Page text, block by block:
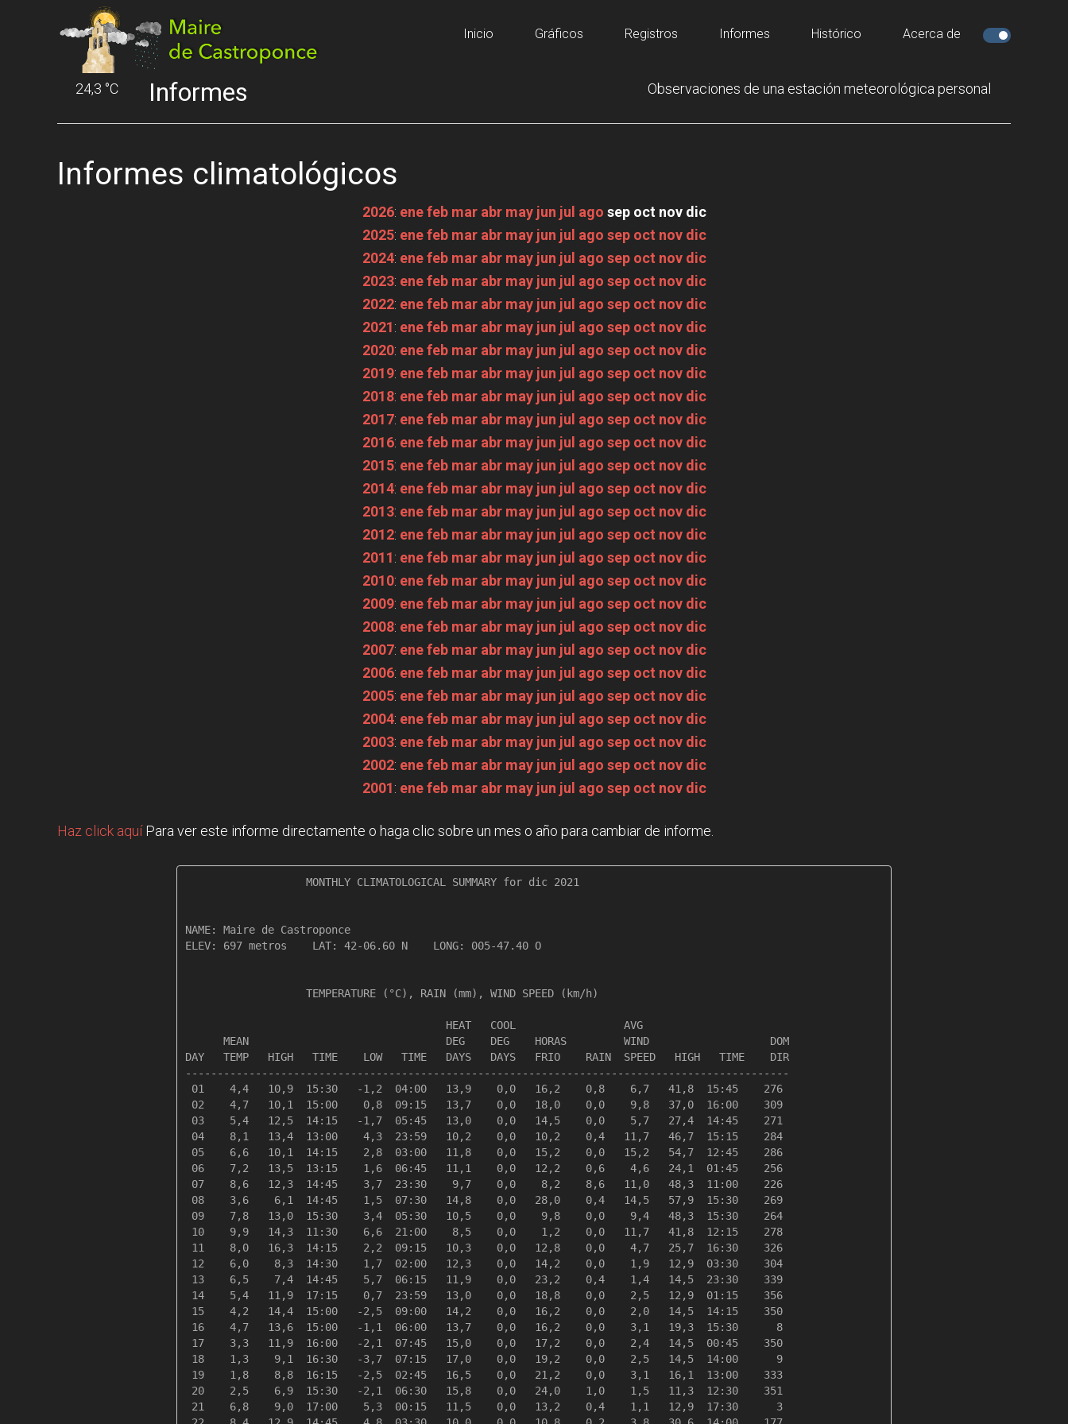
Inicio Gráficos Registros Informes Histórico Acerca de
24,3 °C Informes Observaciones de una estación meteorológica personal
Informes climatológicos
2026: ene feb mar abr may jun jul ago sep oct nov dic
2025: ene feb mar abr may jun jul ago sep oct nov dic
2024: ene feb mar abr may jun jul ago sep oct nov dic
2023: ene feb mar abr may jun jul ago sep oct nov dic
2022: ene feb mar abr may jun jul ago sep oct nov dic
2021: ene feb mar abr may jun jul ago sep oct nov dic
2020: ene feb mar abr may jun jul ago sep oct nov dic
2019: ene feb mar abr may jun jul ago sep oct nov dic
2018: ene feb mar abr may jun jul ago sep oct nov dic
2017: ene feb mar abr may jun jul ago sep oct nov dic
2016: ene feb mar abr may jun jul ago sep oct nov dic
2015: ene feb mar abr may jun jul ago sep oct nov dic
2014: ene feb mar abr may jun jul ago sep oct nov dic
2013: ene feb mar abr may jun jul ago sep oct nov dic
2012: ene feb mar abr may jun jul ago sep oct nov dic
2011: ene feb mar abr may jun jul ago sep oct nov dic
2010: ene feb mar abr may jun jul ago sep oct nov dic
2009: ene feb mar abr may jun jul ago sep oct nov dic
2008: ene feb mar abr may jun jul ago sep oct nov dic
2007: ene feb mar abr may jun jul ago sep oct nov dic
2006: ene feb mar abr may jun jul ago sep oct nov dic
2005: ene feb mar abr may jun jul ago sep oct nov dic
2004: ene feb mar abr may jun jul ago sep oct nov dic
2003: ene feb mar abr may jun jul ago sep oct nov dic
2002: ene feb mar abr may jun jul ago sep oct nov dic
2001: ene feb mar abr may jun jul ago sep oct nov dic
Haz click aquíPara ver este informe directamente o haga clic sobre un mes o año para cambiar de informe.
                   MONTHLY CLIMATOLOGICAL SUMMARY for dic 2021
NAME: Maire de Castroponce
ELEV: 697 metros    LAT: 42-06.60 N    LONG: 005-47.40 O
                   TEMPERATURE (°C), RAIN (mm), WIND SPEED (km/h)
                                         HEAT   COOL                 AVG
      MEAN                               DEG    DEG    HORAS         WIND                   DOM
DAY   TEMP   HIGH   TIME    LOW   TIME   DAYS   DAYS   FRIO    RAIN  SPEED   HIGH   TIME    DIR
-----------------------------------------------------------------------------------------------
01    4,4   10,9  15:30   -1,2  04:00   13,9    0,0   16,2    0,8    6,7   41,8  15:45    276
02    4,7   10,1  15:00    0,8  09:15   13,7    0,0   18,0    0,0    9,8   37,0  16:00    309
03    5,4   12,5  14:15   -1,7  05:45   13,0    0,0   14,5    0,0    5,7   27,4  14:45    271
04    8,1   13,4  13:00    4,3  23:59   10,2    0,0   10,2    0,4   11,7   46,7  15:15    284
05    6,6   10,1  14:15    2,8  03:00   11,8    0,0   15,2    0,0   15,2   54,7  12:45    286
06    7,2   13,5  13:15    1,6  06:45   11,1    0,0   12,2    0,6    4,6   24,1  01:45    256
07    8,6   12,3  14:45    3,7  23:30    9,7    0,0    8,2    8,6   11,0   48,3  11:00    226
08    3,6    6,1  14:45    1,5  07:30   14,8    0,0   28,0    0,4   14,5   57,9  15:30    269
09    7,8   13,0  15:30    3,4  05:30   10,5    0,0    9,8    0,0    9,4   48,3  15:30    264
10    9,9   14,3  11:30    6,6  21:00    8,5    0,0    1,2    0,0   11,7   41,8  12:15    278
11    8,0   16,3  14:15    2,2  09:15   10,3    0,0   12,8    0,0    4,7   25,7  16:30    326
12    6,0    8,3  14:30    1,7  02:00   12,3    0,0   14,2    0,0    1,9   12,9  03:30    304
13    6,5    7,4  14:45    5,7  06:15   11,9    0,0   23,2    0,4    1,4   14,5  23:30    339
14    5,4   11,9  17:15    0,7  23:59   13,0    0,0   18,8    0,0    2,5   12,9  01:15    356
15    4,2   14,4  15:00   -2,5  09:00   14,2    0,0   16,2    0,0    2,0   14,5  14:15    350
16    4,7   13,6  15:00   -1,1  06:00   13,7    0,0   16,2    0,0    3,1   19,3  15:30      8
17    3,3   11,9  16:00   -2,1  07:45   15,0    0,0   17,2    0,0    2,4   14,5  00:45    350
18    1,3    9,1  16:30   -3,7  07:15   17,0    0,0   19,2    0,0    2,5   14,5  14:00      9
19    1,8    8,8  16:15   -2,5  02:45   16,5    0,0   21,2    0,0    3,1   16,1  13:00    333
20    2,5    6,9  15:30   -2,1  06:30   15,8    0,0   24,0    1,0    1,5   11,3  12:30    351
21    6,8    9,0  17:00    5,3  00:15   11,5    0,0   13,2    0,4    1,1   12,9  17:30      3